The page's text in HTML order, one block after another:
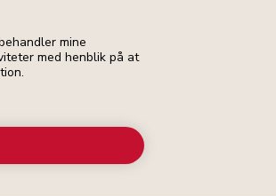
mine
med henblik på at